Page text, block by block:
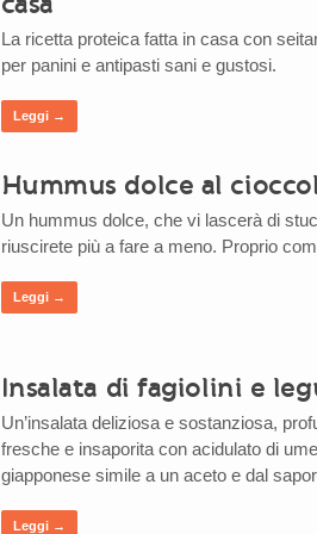
La ricetta proteica fatta in casa con
per panini e antipasti sani e gustosi.
Leggi →
Hummus dolce al
Un hummus dolce, che vi lascerà di
riuscirete più a fare a meno. Proprio
Leggi →
Insalata di fagiolini e
Un’insalata deliziosa e sostanziosa,
fresche e insaporita con acidulato di
giapponese simile a un aceto e dal
Leggi →